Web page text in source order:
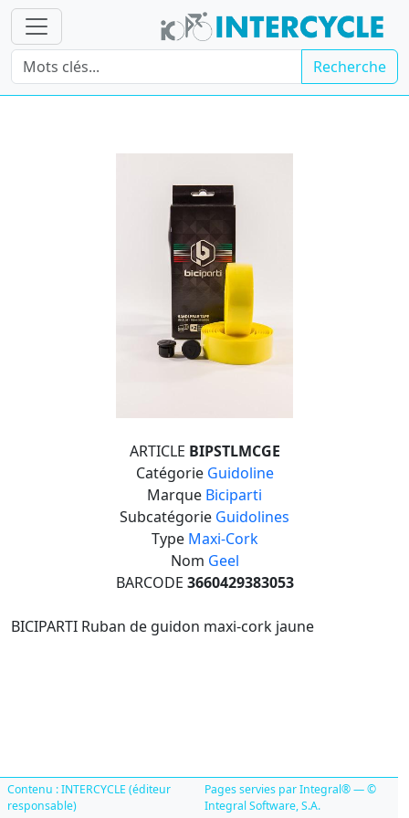
Recherche
ARTICLE BIPSTLMCGE
Catégorie Guidoline
Marque Biciparti
Subcatégorie Guidolines
Type Maxi-Cork
Nom Geel
BARCODE 3660429383053
BICIPARTI Ruban de guidon maxi-cork jaune
Contenu : INTERCYCLE (éditeur
responsable)
Pages servies par Integral® — ©
Integral Software, S.A.